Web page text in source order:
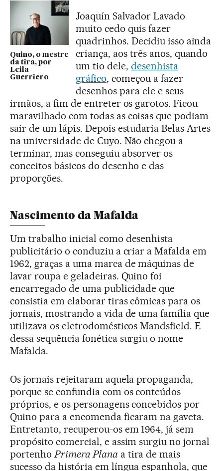
Quino, o mestre
da tira, por
Leila
Guerriero
Joaquín Salvador Lavado
muito cedo quis fazer
quadrinhos. Decidiu isso ainda
criança, aos três anos, quando
um tio dele, desenhista
gráfico, começou a fazer
desenhos para ele e seus
irmãos, a fim de entreter os garotos. Ficou
maravilhado com todas as coisas que podiam
sair de um lápis. Depois estudaria Belas Artes
na universidade de Cuyo. Não chegou a
terminar, mas conseguiu absorver os
conceitos básicos do desenho e das
proporções.
Nascimento da Mafalda
Um trabalho inicial como desenhista
publicitário o conduziu a criar a Mafalda em
1962, graças a uma marca de máquinas de
lavar roupa e geladeiras. Quino foi
encarregado de uma publicidade que
consistia em elaborar tiras cômicas para os
jornais, mostrando a vida de uma família que
utilizava os eletrodomésticos Mandsfield. E
dessa sequência fonética surgiu o nome
Mafalda.
Os jornais rejeitaram aquela propaganda,
porque se confundia com os conteúdos
próprios, e os personagens concebidos por
Quino para a encomenda ficaram na gaveta.
Entretanto, recuperou-os em 1964, já sem
propósito comercial, e assim surgiu no jornal
portenhoPrimera Plana a tira de mais
sucesso da história em língua espanhola, que